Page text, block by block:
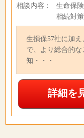
相談内容：
生命保
相続対
生損保57社に加
で、より総合的
知・・・
詳細を